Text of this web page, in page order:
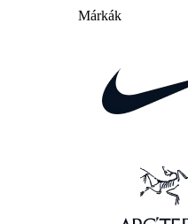
Márkák